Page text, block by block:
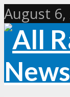
August 6,